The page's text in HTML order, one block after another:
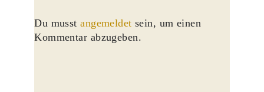
Du musstangemeldet sein, um einen
Kommentar abzugeben.